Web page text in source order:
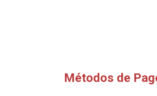
Métodos de